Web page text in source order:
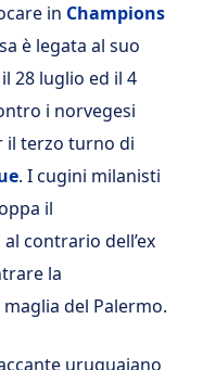
in Champions
è legata al suo
28 luglio ed il 4
i norvegesi
il terzo turno di
. I cugini milanisti
il
contrario dell’ex
la
del Palermo.
uruguaiano